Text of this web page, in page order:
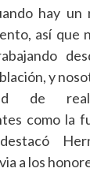
hay
así que
y
de
como la
a los